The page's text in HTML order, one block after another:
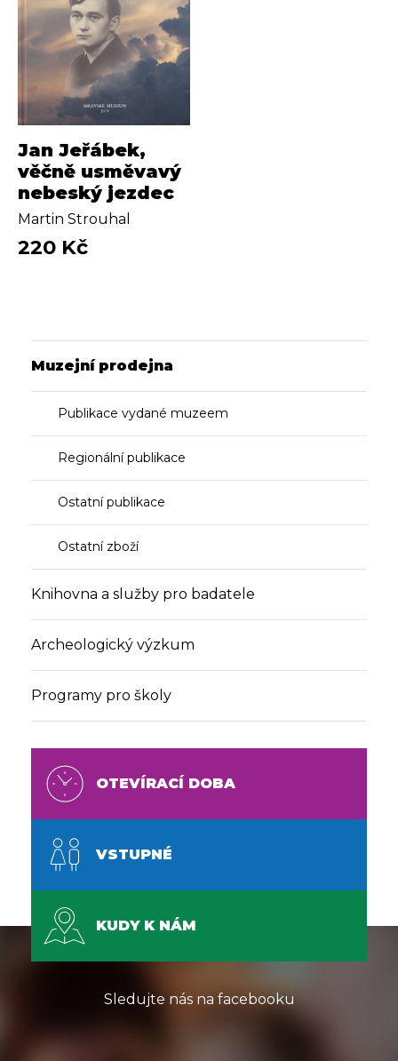
Jan Jeřábek,
věčně usměvavý
nebeský jezdec
Martin Strouhal
220 Kč
Muzejní prodejna
Publikace vydané muzeem
Regionální publikace
Ostatní publikace
Ostatní zboží
Knihovna a služby pro badatele
Archeologický výzkum
Programy pro školy
OTEVÍRACÍ DOBA
VSTUPNÉ
KUDY K NÁM
Sledujte nás na facebooku